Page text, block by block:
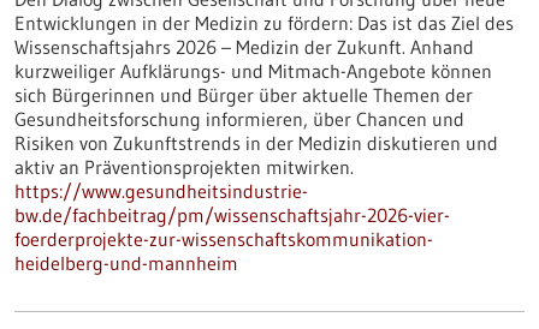
Entwicklungen in der Medizin zu fördern: Das ist das Ziel des
Wissenschaftsjahrs 2026 – Medizin der Zukunft. Anhand
kurzweiliger Aufklärungs- und Mitmach-Angebote können
sich Bürgerinnen und Bürger über aktuelle Themen der
Gesundheitsforschung informieren, über Chancen und
Risiken von Zukunftstrends in der Medizin diskutieren und
aktiv an Präventionsprojekten mitwirken.
https://www.gesundheitsindustrie-
bw.de/fachbeitrag/pm/wissenschaftsjahr-2026-vier-
foerderprojekte-zur-wissenschaftskommunikation-
heidelberg-und-mannheim